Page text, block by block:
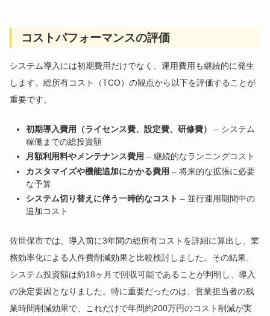
コストパフォーマンスの評価
システム導入には初期費用だけでなく、運用費用も継続的に発生
します。総所有コスト（TCO）の観点から以下を評価することが
重要です。
初期導入費用（ライセンス費、設定費、研修費）
– システム
稼働までの総投資額
月額利用料やメンテナンス費用 – 継続的なランニングコスト
カスタマイズや機能追加にかかる費用 – 将来的な拡張に必要
な予算
システム切り替えに伴う一時的なコスト – 並行運用期間中の
追加コスト
佐世保市では、導入前に3年間の総所有コストを詳細に算出し、業
務効率化による人件費削減効果と比較検討しました。その結果、
システム投資額は約18ヶ月で回収可能であることが判明し、導入
の決定要因となりました。特に重要だったのは、営業担当者の残
業時間削減効果で、これだけで年間約200万円のコスト削減が実